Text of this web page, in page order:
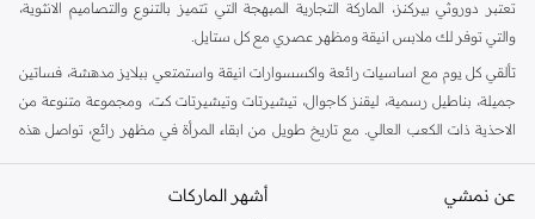
تعتبر دوروثي بيركنز، الماركة التجارية المبهجة التي تتميز بالتنوع والتصاميم الانثوية،
والتي توفر لك ملابس انيقة ومظهر عصري مع كل ستايل.
تألقي كل يوم مع اساسيات رائعة واكسسوارات انيقة واستمتعي ببلايز مدهشة، فساتين
جميلة، بناطيل رسمية، ليقنز كاجوال، تيشيرتات وتيشيرتات كت، ومجموعة متنوعة من
الاحذية ذات الكعب العالي. مع تاريخ طويل من ابقاء المرأة في مظهر رائع، تواصل هذه
كنت تقومين بتجديد خزانة ملابسك الملائمة للعمل، البحث عن فستان مثالي للحفلات او
عن نمشي أشهر الماركات